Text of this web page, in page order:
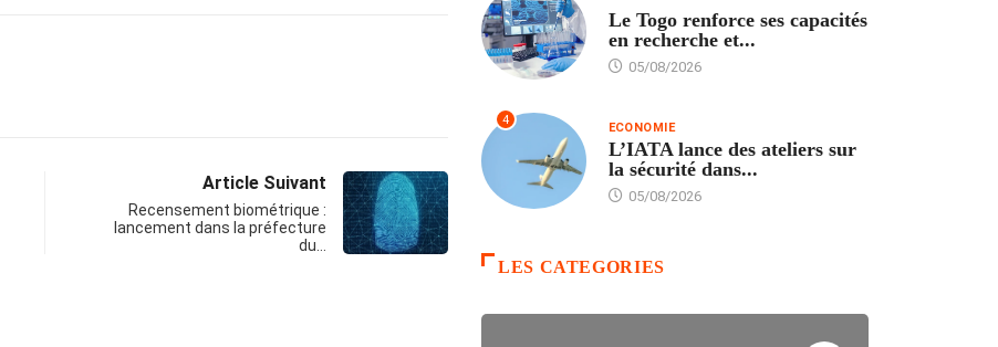
Article Suivant
Recensement biométrique :
lancement dans la préfecture
du…
Le Togo renforce ses capacités
en recherche et...
05/08/2026
4 ECONOMIE
L’IATA lance des ateliers sur
la sécurité dans...
05/08/2026
LES CATEGORIES